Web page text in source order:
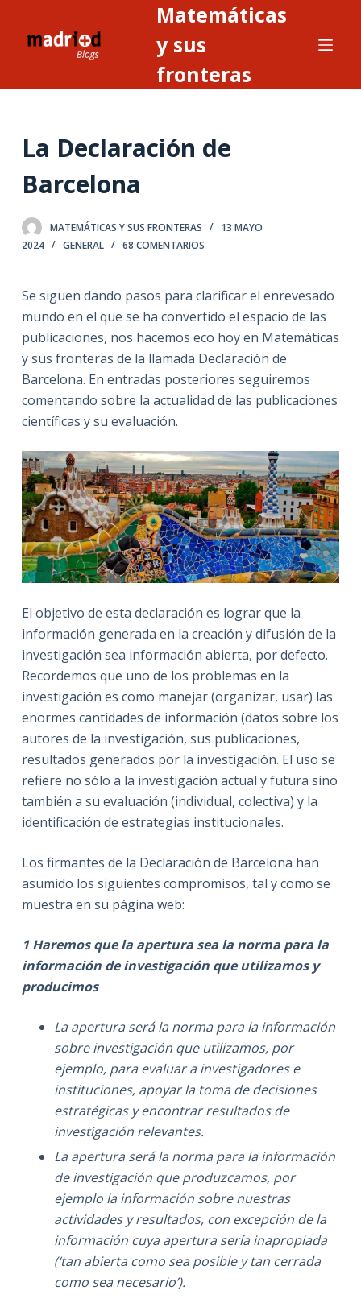
n
n
d
o
Matemáticas
y sus
fronteras
La Declaración de
Barcelona
MATEMÁTICAS Y SUS FRONTERAS
13 MAYO
2024
GENERAL 68 COMENTARIOS
Se siguen dando pasos para clarificar el enrevesado
mundo en el que se ha convertido el espacio de las
publicaciones, nos hacemos eco hoy en Matemáticas
y sus fronteras de la llamada Declaración de
Barcelona. En entradas posteriores seguiremos
comentando sobre la actualidad de las publicaciones
científicas y su evaluación.
El objetivo de esta declaración es lograr que la
información generada en la creación y difusión de la
investigación sea información abierta, por defecto.
Recordemos que uno de los problemas en la
investigación es como manejar (organizar, usar) las
enormes cantidades de información (datos sobre los
autores de la investigación, sus publicaciones,
resultados generados por la investigación. El uso se
refiere no sólo a la investigación actual y futura sino
también a su evaluación (individual, colectiva) y la
identificación de estrategias institucionales.
Los firmantes de la Declaración de Barcelona han
asumido los siguientes compromisos, tal y como se
muestra en su página web:
1 Haremos que la apertura sea la norma para la
información de investigación que utilizamos y
producimos
La apertura será la norma para la información
sobre investigación que utilizamos, por
ejemplo, para evaluar a investigadores e
instituciones, apoyar la toma de decisiones
estratégicas y encontrar resultados de
investigación relevantes.
La apertura será la norma para la información
de investigación que produzcamos, por
ejemplo la información sobre nuestras
actividades y resultados, con excepción de la
información cuya apertura sería inapropiada
(‘tan abierta como sea posible y tan cerrada
como sea necesario’).